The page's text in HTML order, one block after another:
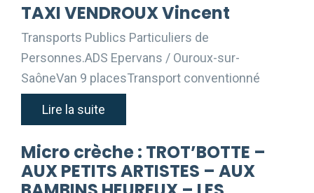
TAXI VENDROUX Vincent
Transports Publics Particuliers de
Personnes.ADS Epervans / Ouroux-sur-
SaôneVan 9 placesTransport conventionné
Lire la suite
Micro crèche : TROT’BOTTE –
AUX PETITS ARTISTES – AUX